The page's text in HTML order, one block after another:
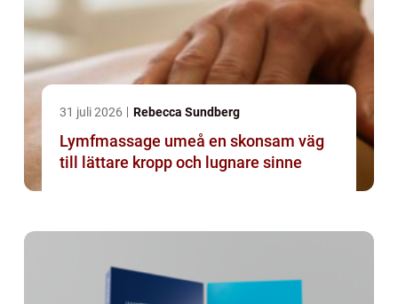
31 juli 2026 Rebecca Sundberg
Lymfmassage umeå en skonsam väg
till lättare kropp och lugnare sinne